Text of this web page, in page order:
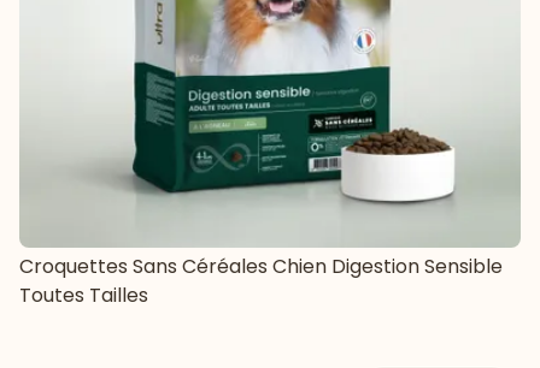
Croquettes Sans Céréales Chien Digestion Sensible
Toutes Tailles